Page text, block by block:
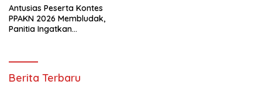
Antusias Peserta Kontes
PPAKN 2026 Membludak,
Panitia Ingatkan
BaskomNews
Berita Terbaru